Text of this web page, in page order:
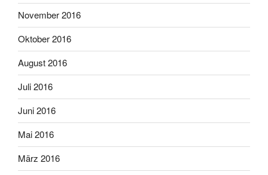
November 2016
Oktober 2016
August 2016
Juli 2016
Juni 2016
Mai 2016
März 2016